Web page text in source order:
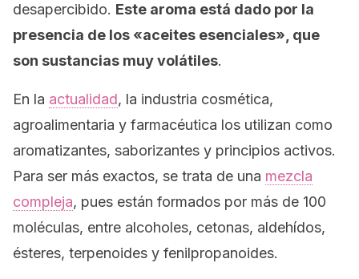
desapercibido. Este aroma está dado por la
presencia de los «aceites esenciales», que
son sustancias muy volátiles.
En la actualidad, la industria cosmética,
agroalimentaria y farmacéutica los utilizan como
aromatizantes, saborizantes y principios activos.
Para ser más exactos, se trata de una mezcla
compleja, pues están formados por más de 100
moléculas, entre alcoholes, cetonas, aldehídos,
ésteres, terpenoides y fenilpropanoides.